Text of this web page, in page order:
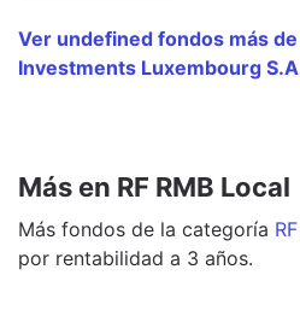
Ver undefined fondos más
Investments Luxembourg
Más en RF RMB Local
Más fondos de la categoría
por rentabilidad a 3 años.